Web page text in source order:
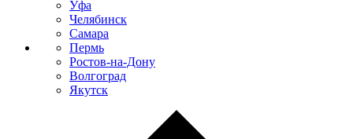
Уфа
Челябинск
Самара
Пермь
Ростов-на-Дону
Волгоград
Якутск